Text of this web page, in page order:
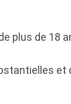
plus de 18
et